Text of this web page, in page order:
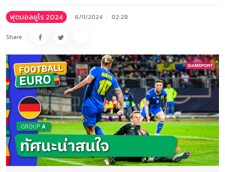
ฟุตบอลยูโร 2024 6/11/2024 02:28
Share